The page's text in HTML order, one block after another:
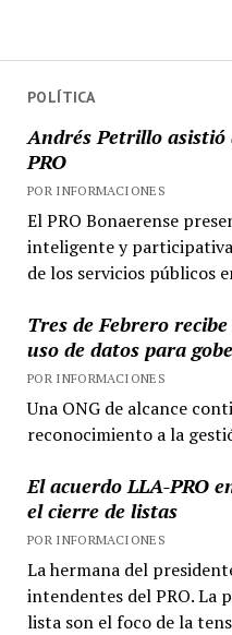
POLÍTICA
Andrés Petrillo asistió
PRO
POR INFORMACIONES
El PRO Bonaerense
inteligente y
de los servicios públicos
Tres de Febrero
uso de datos para
POR INFORMACIONES
Una ONG de alcance
reconocimiento a la
El acuerdo LLA-PRO
el cierre de listas
POR INFORMACIONES
La hermana del
intendentes del PRO. La
lista son el foco de la